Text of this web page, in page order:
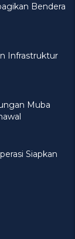
Bendera
Infrastruktur
Muba
Siapkan